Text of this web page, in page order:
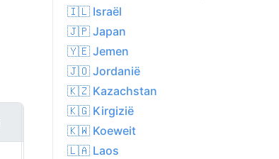
ma 10. aug
🇮🇱 Israël
🇯🇵 Japan
🇾🇪 Jemen
🇯🇴 Jordanië
🇰🇿 Kazachstan
🇰🇬 Kirgizië
🇰🇼 Koeweit
🇱🇦 Laos